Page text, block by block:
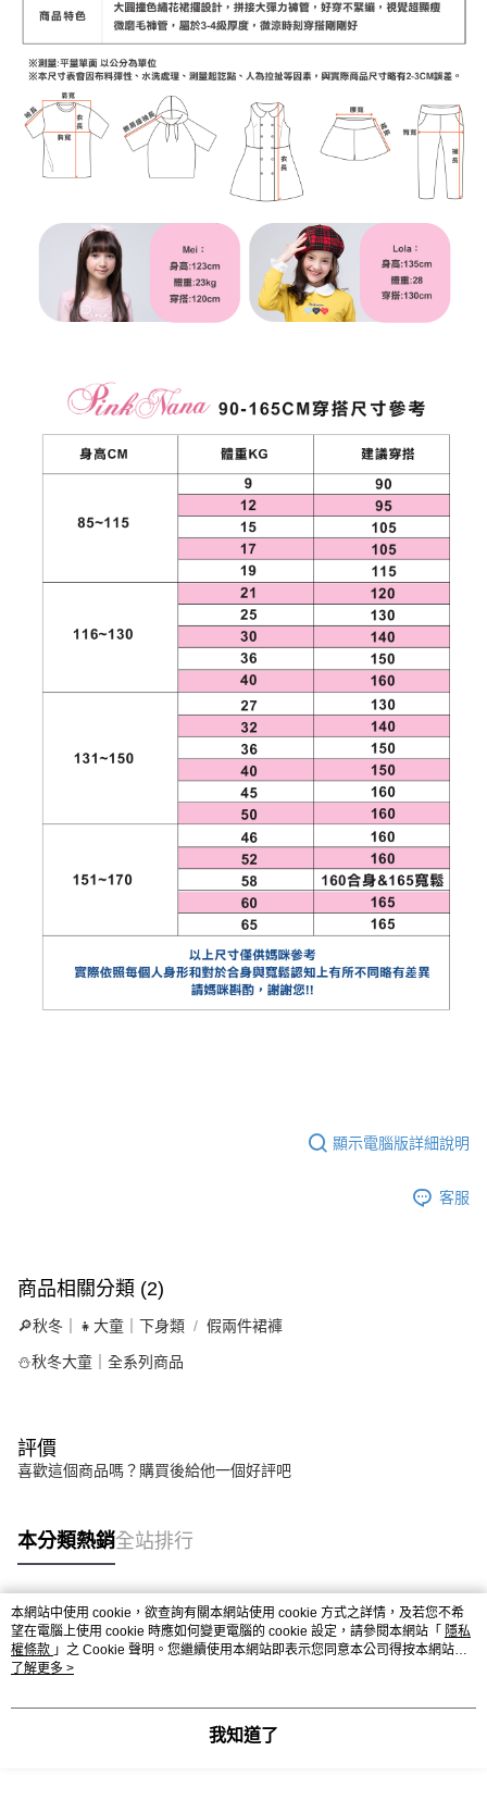
顯示電腦版詳細說明
客服
商品相關分類 (2)
🔎秋冬｜👧大童｜下身類 假兩件裙褲
⛄秋冬大童｜全系列商品
評價
喜歡這個商品嗎？購買後給他一個好評吧
本分類熱銷全站排行
熱門標籤
本網站中使用 cookie，欲查詢有關本網站使用 cookie 方式之詳情，及若您不希
望在電腦上使用 cookie 時應如何變更電腦的 cookie 設定，請參閱本網站「 隱私
權條款 」之 Cookie 聲明。您繼續使用本網站即表示您同意本公司得按本網站使
用條款之 Cookie 聲明使用 cookie。
了解更多 >
我知道了